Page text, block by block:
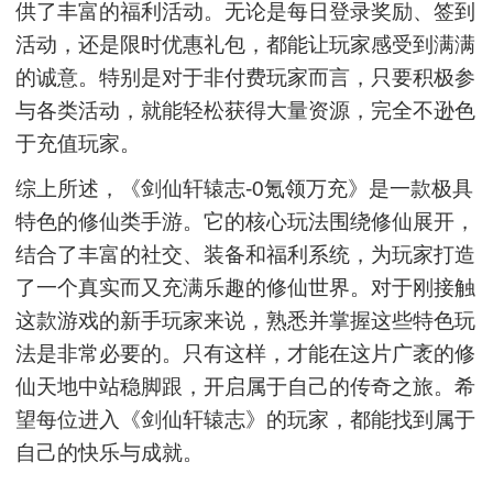
供了丰富的福利活动。无论是每日登录奖励、签到
活动，还是限时优惠礼包，都能让玩家感受到满满
的诚意。特别是对于非付费玩家而言，只要积极参
与各类活动，就能轻松获得大量资源，完全不逊色
于充值玩家。
综上所述，《剑仙轩辕志-0氪领万充》是一款极具
特色的修仙类手游。它的核心玩法围绕修仙展开，
结合了丰富的社交、装备和福利系统，为玩家打造
了一个真实而又充满乐趣的修仙世界。对于刚接触
这款游戏的新手玩家来说，熟悉并掌握这些特色玩
法是非常必要的。只有这样，才能在这片广袤的修
仙天地中站稳脚跟，开启属于自己的传奇之旅。希
望每位进入《剑仙轩辕志》的玩家，都能找到属于
自己的快乐与成就。